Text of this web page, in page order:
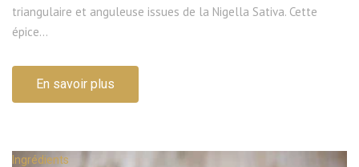
triangulaire et anguleuse issues de la Nigella Sativa. Cette
épice...
En savoir plus
Ingrédients